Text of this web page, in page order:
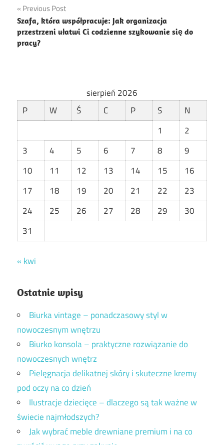
Nawigacja
wpisu
Previous Post
Szafa, która współpracuje: Jak organizacja
przestrzeni ułatwi Ci codzienne szykowanie się do
pracy?
sierpień 2026
P
W Ś C P S
N
1
2
3
4 5 6 7 8
9
10
11 12 13 14 15
16
17
18 19 20 21 22
23
24
25 26 27 28 29
30
31
« kwi
Ostatnie wpisy
Biurka vintage – ponadczasowy styl w
nowoczesnym wnętrzu
Biurko konsola – praktyczne rozwiązanie do
nowoczesnych wnętrz
Pielęgnacja delikatnej skóry i skuteczne kremy
pod oczy na co dzień
Ilustracje dziecięce – dlaczego są tak ważne w
świecie najmłodszych?
Jak wybrać meble drewniane premium i na co